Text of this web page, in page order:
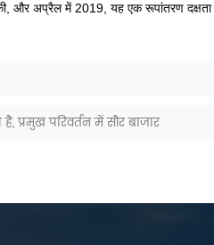
और अप्रैल में 2019, यह एक रूपांतरण
परिवर्तन में सौर बाजार